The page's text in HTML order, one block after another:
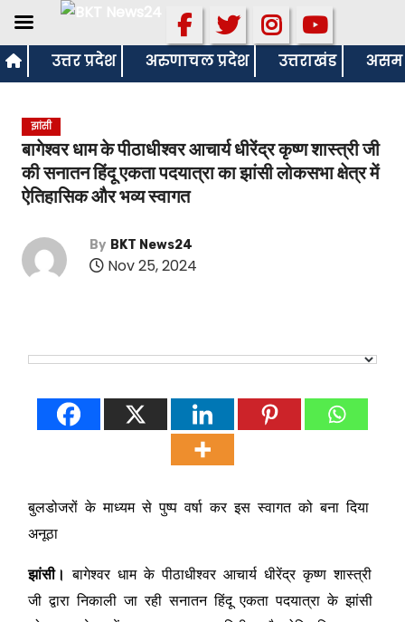
S
k
उत्तर प्रदेश अरुणाचल प्रदेश उत्तराखंड असम
झांसी
बागेश्वर धाम के पीठाधीश्वर आचार्य धीरेंद्र कृष्ण शास्त्री जी
की सनातन हिंदू एकता पदयात्रा का झांसी लोकसभा क्षेत्र में
ऐतिहासिक और भव्य स्वागत
By BKT News24
Nov 25, 2024
बुलडोजरों के माध्यम से पुष्प वर्षा कर इस स्वागत को बना दिया
अनूठा
झांसी। बागेश्वर धाम के पीठाधीश्वर आचार्य धीरेंद्र कृष्ण शास्त्री
जी द्वारा निकाली जा रही सनातन हिंदू एकता पदयात्रा के झांसी